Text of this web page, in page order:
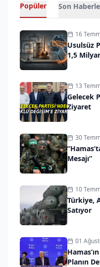
Popüler Son
16
Usulsüz
1,5
13
Gelecek
Ziyaret
30
Mesajı”
10
Türkiye,
Satıyor
01
Planın